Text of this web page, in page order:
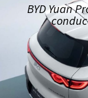
BYD Yuan